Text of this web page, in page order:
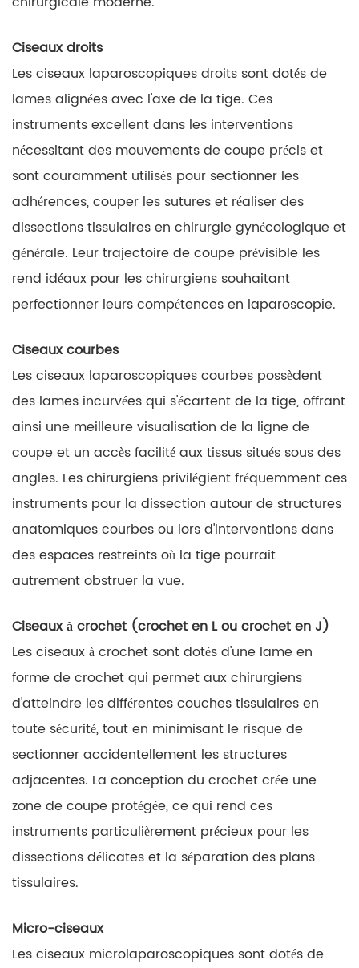
Ciseaux droits
Les ciseaux laparoscopiques droits sont dotés de
lames alignées avec l'axe de la tige. Ces
instruments excellent dans les interventions
nécessitant des mouvements de coupe précis et
sont couramment utilisés pour sectionner les
adhérences, couper les sutures et réaliser des
dissections tissulaires en chirurgie gynécologique et
générale. Leur trajectoire de coupe prévisible les
rend idéaux pour les chirurgiens souhaitant
perfectionner leurs compétences en laparoscopie.
Ciseaux courbes
Les ciseaux laparoscopiques courbes possèdent
des lames incurvées qui s'écartent de la tige, offrant
ainsi une meilleure visualisation de la ligne de
coupe et un accès facilité aux tissus situés sous des
angles. Les chirurgiens privilégient fréquemment ces
instruments pour la dissection autour de structures
anatomiques courbes ou lors d'interventions dans
des espaces restreints où la tige pourrait
autrement obstruer la vue.
Ciseaux à crochet (crochet en L ou crochet en J)
Les ciseaux à crochet sont dotés d'une lame en
forme de crochet qui permet aux chirurgiens
d'atteindre les différentes couches tissulaires en
toute sécurité, tout en minimisant le risque de
sectionner accidentellement les structures
adjacentes. La conception du crochet crée une
zone de coupe protégée, ce qui rend ces
instruments particulièrement précieux pour les
dissections délicates et la séparation des plans
tissulaires.
Micro-ciseaux
Les ciseaux microlaparoscopiques sont dotés de